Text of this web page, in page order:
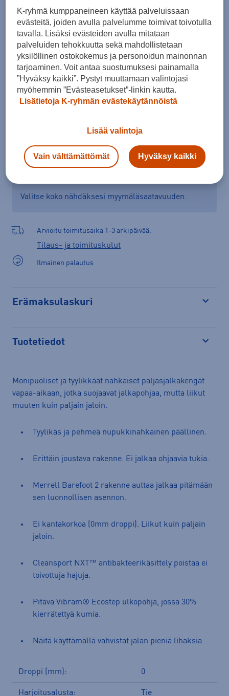
Koko
37 37,5 38,5 39 40 40,5
Kokotaulukko
Lisää ostoskoriin
Tarkista saatavuus ja tilaa myymälästä
Verkkokauppa: SaatavillaMyymälät: Saatavilla
Valitse koko nähdäksesi myymäläsaatavuuden.
Arvioitu toimitusaika 1-3 arkipäivää.
Tilaus- ja toimituskulut
Ilmainen palautus
Erämaksulaskuri
Tuotetiedot
Monipuoliset ja tyylikkäät nahkaiset paljasjalkakengät
vapaa-aikaan, jotka suojaavat jalkapohjaa, mutta liikut
muuten kuin paljain jaloin.
Tyylikäs ja pehmeä nupukkinahkainen päällinen.
Erittäin joustava rakenne. Ei jalkaa ohjaavia tukia.
Merrell Barefoot 2 rakenne auttaa jalkaa pitämään
sen luonnollisen asennon.
Ei kantakorkoa (0mm droppi). Liikut kuin paljain
jaloin.
Cleansport NXT™ antibakteerikäsittely poistaa ei
toivottuja hajuja.
Pitävä Vibram® Ecostep ulkopohja, jossa 30%
kierrätettyä kumia.
Näitä käyttämällä vahvistat jalan pieniä lihaksia.
Droppi (mm): 0
Harjoitusalusta: Tie
K-ryhmä kumppaneineen käyttää palveluissaan
evästeitä, joiden avulla palvelumme toimivat toivotulla
tavalla. Lisäksi evästeiden avulla mitataan
palveluiden tehokkuutta sekä mahdollistetaan
yksilöllinen ostokokemus ja personoidun mainonnan
tarjoaminen. Voit antaa suostumuksesi painamalla
”Hyväksy kaikki”. Pystyt muuttamaan valintojasi
myöhemmin ”Evästeasetukset”-linkin kautta.
Lisätietoja K-ryhmän evästekäytännöistä
Lisää valintoja
Vain välttämättömät Hyväksy kaikki